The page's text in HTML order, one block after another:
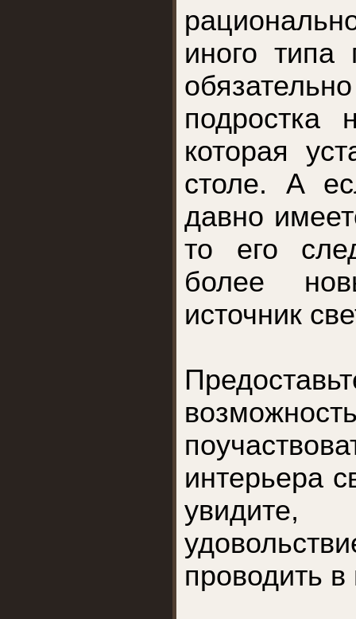
иного
подростка
которая
столе. А
давно
то его
более
источник
интерьера
проводить